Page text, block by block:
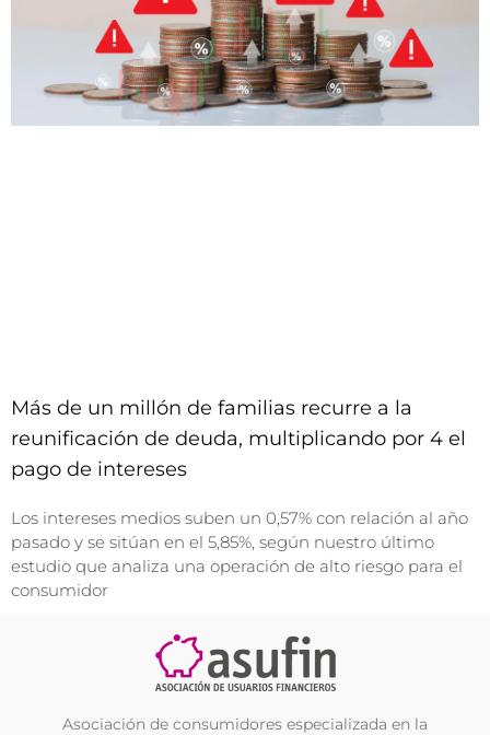
Más de un millón de familias recurre a la
reunificación de deuda, multiplicando por 4 el
pago de intereses
Los intereses medios suben un 0,57% con relación al año
pasado y se sitúan en el 5,85%, según nuestro último
estudio que analiza una operación de alto riesgo para el
consumidor
Asociación de consumidores especializada en la